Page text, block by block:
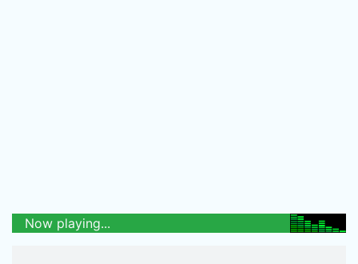
Now playing...